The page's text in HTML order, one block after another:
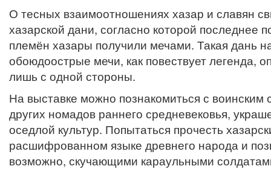
О тесных взаимоотношениях хазар и славян
хазарской дани, согласно которой последнее
племён хазары получили мечами. Такая дань
обоюдоострые мечи, как повествует легенда,
лишь с одной стороны.
На выставке можно познакомиться с воинским
других номадов раннего средневековья,
оседлой культур. Попытаться прочесть
расшифрованном языке древнего народа и
возможно, скучающими караульными